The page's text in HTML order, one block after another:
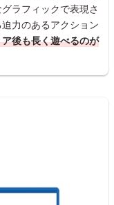
ラフィックで表現さ
力のあるアクション
後も長く遊べるのが